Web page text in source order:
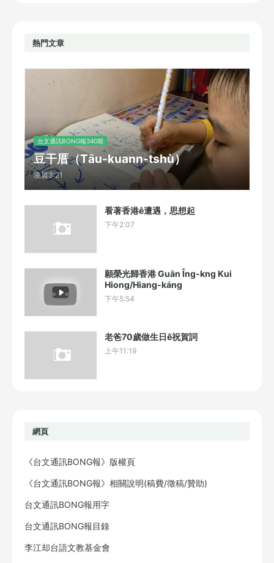
熱門文章
台文通訊BONG報340期
豆干厝（Tāu-kuann-tshù）
凌晨3:21
看著香港ê遭遇，思想起
下午2:07
願榮光歸香港 Guān Îng-kng Kui
Hiong/Hiang-káng
下午5:54
老爸70歲做生日ê祝賀詞
上午11:19
網頁
《台文通訊BONG報》版權頁
《台文通訊BONG報》相關說明(稿費/徵稿/贊助)
台文通訊BONG報用字
台文通訊BONG報目錄
李江却台語文教基金會